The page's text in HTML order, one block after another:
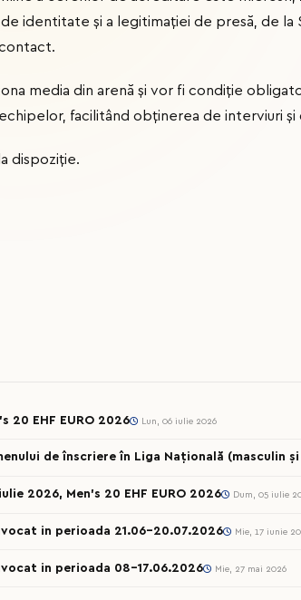
identitate și a legitimației de presă, de la
media din arenă și vor fi condiție
facilitând obținerea de interviuri și
dispoziție.
20 EHF EURO 2026 Lun, 06 iulie 2026
de înscriere în Liga Națională (masculin
2026, Men’s 20 EHF EURO 2026 Dum, 05 iulie
in perioada 21.06-20.07.2026 Mie, 17 iunie
in perioada 08-17.06.2026 Mie, 27 mai 2026